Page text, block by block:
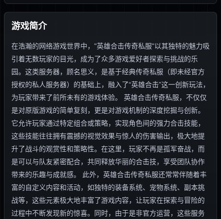
游戏简介
在浩瀚的网络游戏世界中，"英雄合击传奇私服"以其独特的魅力吸
引着无数玩家的目光，成为了众多游戏爱好者探索与挑战的乐
园。这类服务器，顾名思义，是基于经典传奇私服（即未经官方
授权的私人服务器）的基础上，融入了“英雄合击”这一创新玩法，
为玩家带来了前所未有的游戏体验。 英雄合击传奇私服，不仅仅
是对原版游戏的简单复刻，更是对游戏机制的深度挖掘与创新。
它允许玩家通过特定组合或策略，实现角色间的强力合击技能，
这些技能往往拥有震撼的视觉效果与惊人的伤害输出，极大地提
升了战斗的观赏性和策略性。在这里，玩家不再是孤军奋战，而
是可以与队友紧密配合，共同释放华丽的合击技，享受团队协作
带来的乐趣与成就感。 此外，英雄合击传奇私服还常常伴随着丰
富的自定义内容和活动，如独特的装备系统、宠物系统、副本挑
战等，这些元素极大地丰富了游戏内容，让玩家在探索与冒险的
过程中不断发现新的惊喜。同时，由于是非官方运营，这些服务